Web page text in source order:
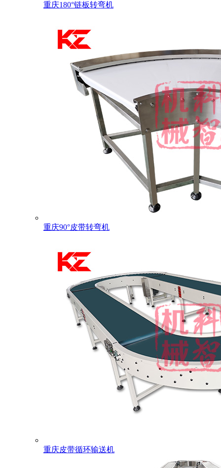
重庆180°链板转弯机
重庆90°皮带转弯机
重庆皮带循环输送机